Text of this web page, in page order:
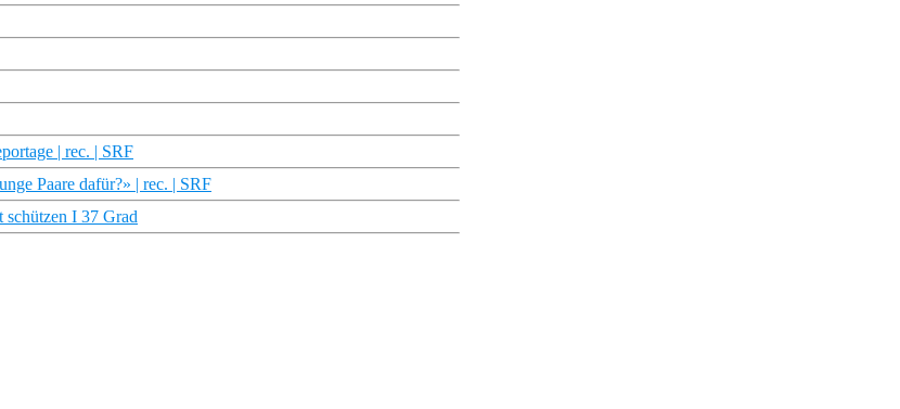
| rec. | SRF
Paare dafür?» | rec. | SRF
I 37 Grad